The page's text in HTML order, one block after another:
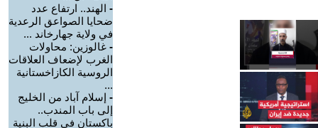
- الهند.. ارتفاع عدد
ضحايا الصواعق الرعدية
في ولاية جهارخاند ...
- غالوزين: محاولات
الغرب لإضعاف العلاقات
الروسية الكازاخستانية
...
- إسلام آباد من الخليج
إلى باب المندب..
باكستان في قلب البنية